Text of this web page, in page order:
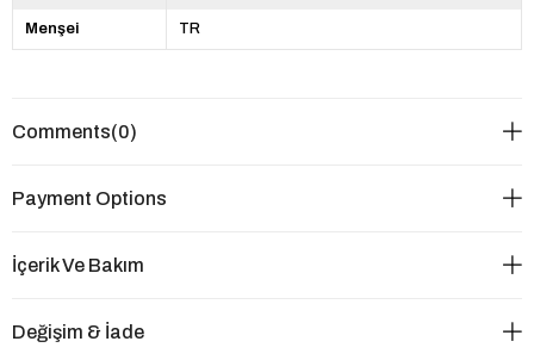
Menşei TR
Comments(0)
Payment Options
İçerik Ve Bakım
Değişim & İade